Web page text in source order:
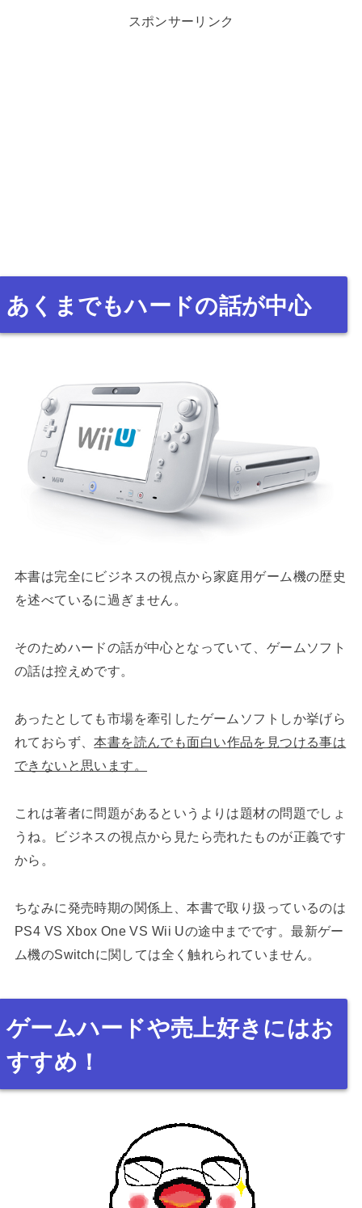
スポンサーリンク
あくまでもハードの話が中心
本書は完全にビジネスの視点から家庭用ゲーム機の歴史
を述べているに過ぎません。
そのためハードの話が中心となっていて、ゲームソフト
の話は控えめです。
あったとしても市場を牽引したゲームソフトしか挙げら
れておらず、本書を読んでも面白い作品を見つける事は
できないと思います。
これは著者に問題があるというよりは題材の問題でしょ
うね。ビジネスの視点から見たら売れたものが正義です
から。
ちなみに発売時期の関係上、本書で取り扱っているのは
PS4 VS Xbox One VS Wii Uの途中までです。最新ゲー
ム機のSwitchに関しては全く触れられていません。
ゲームハードや売上好きにはお
すすめ！